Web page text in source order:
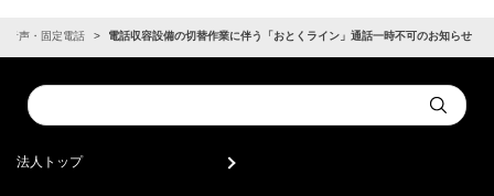
音声・固定電話 電話収容設備の切替作業に伴う「おとくライン」通話一時不可のお知らせ
Conduct
a
Submit
法人トップ